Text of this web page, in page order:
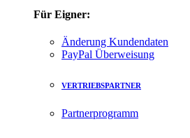
Für Eigner:
Änderung Kundendaten
PayPal Überweisung
VERTRIEBSPARTNER
Partnerprogramm